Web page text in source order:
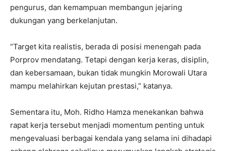
pengurus, dan kemampuan membangun jejaring
dukungan yang berkelanjutan.
“Target kita realistis, berada di posisi menengah pada
Porprov mendatang. Tetapi dengan kerja keras, disiplin,
dan kebersamaan, bukan tidak mungkin Morowali Utara
mampu melahirkan kejutan prestasi,” katanya.
Sementara itu, Moh. Ridho Hamza menekankan bahwa
rapat kerja tersebut menjadi momentum penting untuk
mengevaluasi berbagai kendala yang selama ini dihadapi